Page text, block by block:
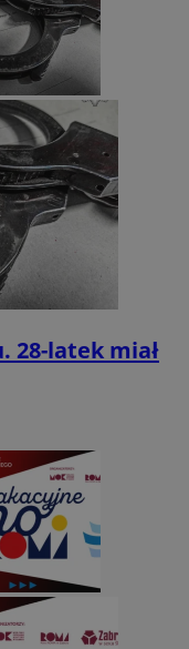
28-latek miał